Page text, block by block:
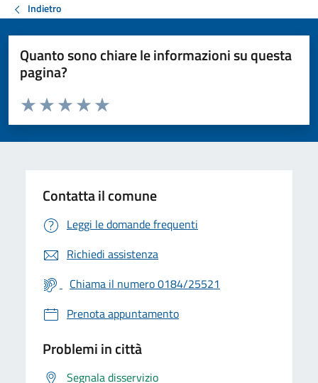
Indietro
Quanto sono chiare le informazioni su questa
pagina?
Valuta da 1 a 5 stelle la pagina
Valuta 5 stelle su 5
Valuta 4 stelle su 5
Valuta 3 stelle su 5
Valuta 2 stelle su 5
Valuta 1 stelle su 5
Contatta il comune
Leggi le domande frequenti
Richiedi assistenza
Chiama il numero 0184/25521
Prenota appuntamento
Problemi in città
Segnala disservizio